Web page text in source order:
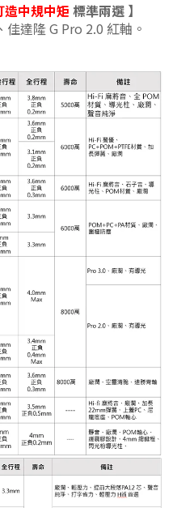
造中規中矩 標準兩選 】
達隆 G Pro 2.0 紅軸。